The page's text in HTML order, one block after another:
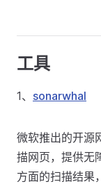
工具
1、 sonarwhal
微软推出的开源
描网页，提供无
方面的扫描结果